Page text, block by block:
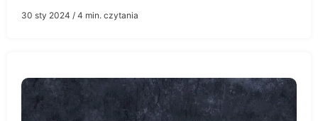
30 sty 2024 / 4 min. czytania